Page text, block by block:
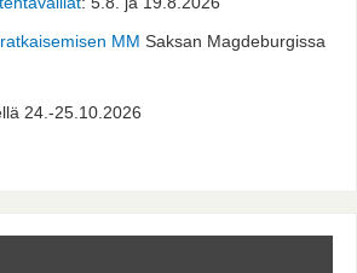
MM Saksan Magdeburgissa
24.-25.10.2026